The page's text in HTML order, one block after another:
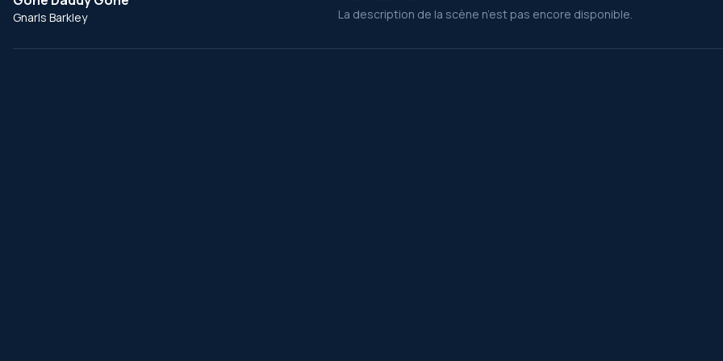
Gnarls Barkley La description de la scène n’est pas encore disponible.